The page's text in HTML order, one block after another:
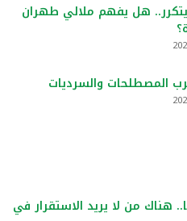
هل يفهم ملالي طهران
المصطلحات والسرديات
هناك من لا يريد الاستقرار في